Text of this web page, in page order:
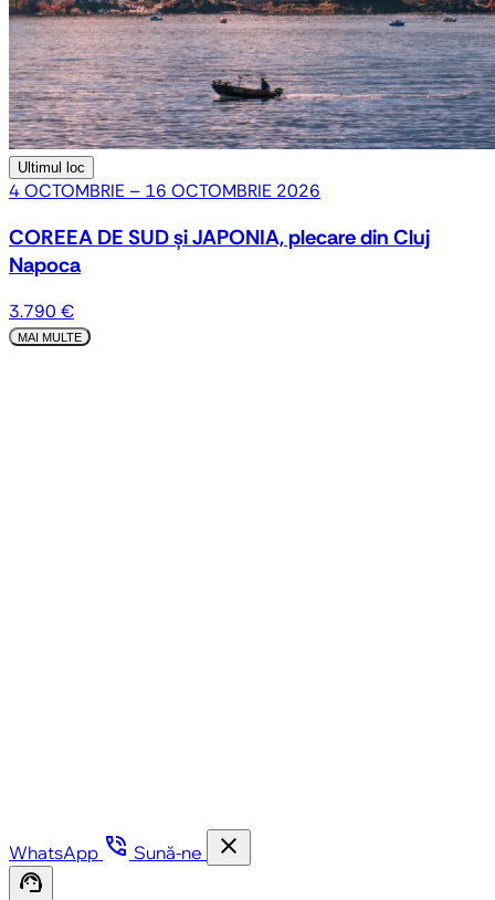
Ultimul loc
4 OCTOMBRIE – 16 OCTOMBRIE 2026
COREEA DE SUD și JAPONIA, plecare din Cluj
Napoca
3.790 €
MAI MULTE
WhatsApp phone_in_talk Sună-ne
close
support_agent